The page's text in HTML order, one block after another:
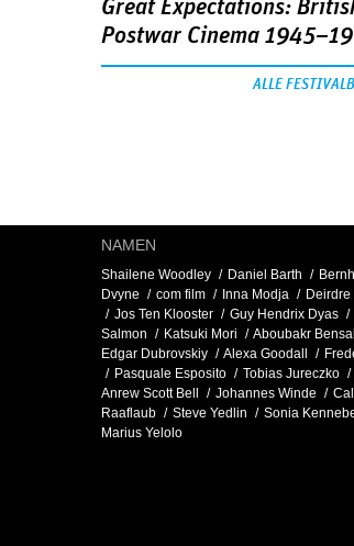
Great Expectations:
Postwar Cinema
ALLE
NAMEN
Shailene Woodley Daniel Barth
Dvyne
com film Inna Modja Deirdre
Jos Ten Klooster
Guy Hendrix Dyas
Salmon
Katsuki Mori Aboubakr
Edgar Dubrovskiy
Alexa Goodall
Pasquale Esposito
Tobias Jureczko
Anrew Scott Bell
Johannes Winde
Raaflaub
Steve Yedlin Sonia
Marius Yelolo